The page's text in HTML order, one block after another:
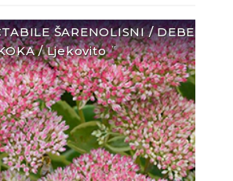
ŠARENOLISNI / DEBELA
/ Ljekovito ¨